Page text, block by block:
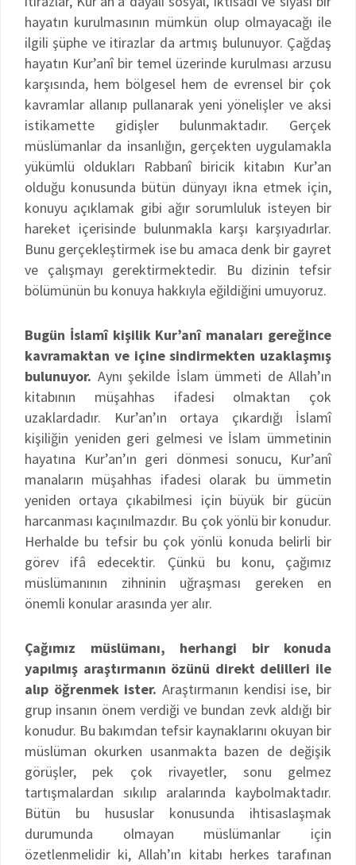
hayatın kurulmasının mümkün olup olmayacağı ile
ilgili şüphe ve itirazlar da artmış bulunuyor. Çağdaş
hayatın Kur’anî bir temel üzerinde kurulması arzusu
karşısında, hem bölgesel hem de evrensel bir çok
kavramlar allanıp pullanarak yeni yönelişler ve aksi
istikamette gidişler bulunmaktadır. Gerçek
müslümanlar da insanlığın, gerçekten uygulamakla
yükümlü oldukları Rabbanî biricik kitabın Kur’an
olduğu konusunda bütün dünyayı ikna etmek için,
konuyu açıklamak gibi ağır sorumluluk isteyen bir
hareket içerisinde bulunmakla karşı karşıyadırlar.
Bunu gerçekleştirmek ise bu amaca denk bir gayret
ve çalışmayı gerektirmektedir. Bu dizinin tefsir
bölümünün bu konuya hakkıyla eğildiğini umuyoruz.
Bugün İslamî kişilik Kur’anî manaları gereğince
kavramaktan ve içine sindirmekten uzaklaşmış
bulunuyor. Aynı şekilde İslam ümmeti de Allah’ın
kitabının müşahhas ifadesi olmaktan çok
uzaklardadır. Kur’an’ın ortaya çıkardığı İslamî
kişiliğin yeniden geri gelmesi ve İslam ümmetinin
hayatına Kur’an’ın geri dönmesi sonucu, Kur’anî
manaların müşahhas ifadesi olarak bu ümmetin
yeniden ortaya çıkabilmesi için büyük bir gücün
harcanması kaçınılmazdır. Bu çok yönlü bir konudur.
Herhalde bu tefsir bu çok yönlü konuda belirli bir
görev ifâ edecektir. Çünkü bu konu, çağımız
müslümanının zihninin uğraşması gereken en
önemli konular arasında yer alır.
Çağımız müslümanı, herhangi bir konuda
yapılmış araştırmanın özünü direkt delilleri ile
alıp öğrenmek ister. Araştırmanın kendisi ise, bir
grup insanın önem verdiği ve bundan zevk aldığı bir
konudur. Bu bakımdan tefsir kaynaklarını okuyan bir
müslüman okurken usanmakta bazen de değişik
görüşler, pek çok rivayetler, sonu gelmez
tartışmalardan sıkılıp aralarında kaybolmaktadır.
Bütün bu hususlar konusunda ihtisaslaşmak
durumunda olmayan müslümanlar için
özetlenmelidir ki, Allah’ın kitabı herkes tarafınan